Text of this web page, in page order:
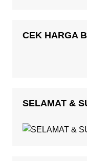
CEK HARGA
SELAMAT &